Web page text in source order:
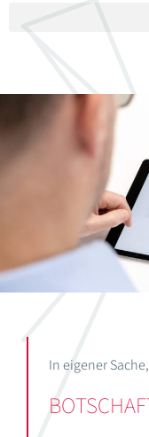
In eigener Sache,